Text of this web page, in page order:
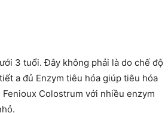
3 tuổi. Đây không phải là do chế độ
a đủ Enzym tiêu hóa giúp tiêu hóa
Colostrum với nhiều enzym